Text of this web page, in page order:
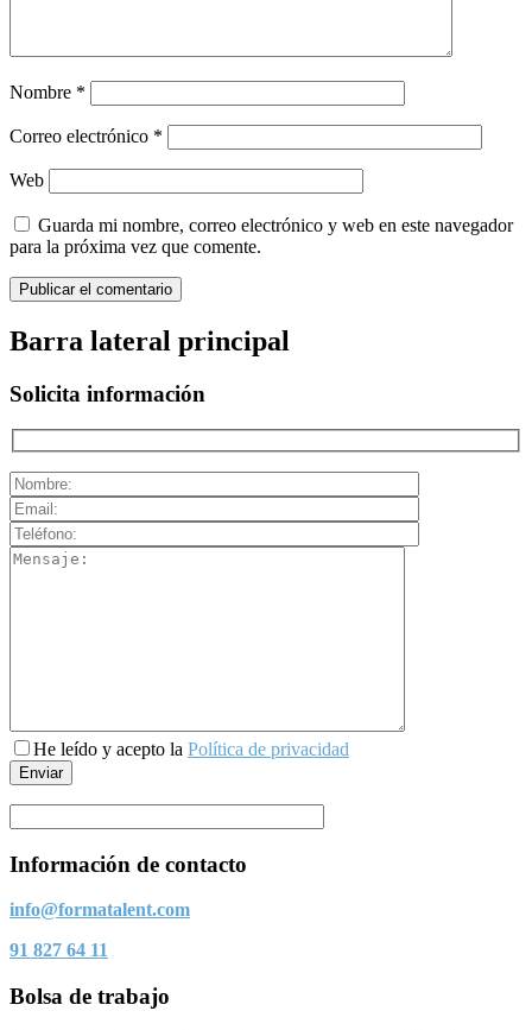
Nombre *
Correo electrónico *
Web
Guarda mi nombre, correo electrónico y web en este navegador
para la próxima vez que comente.
Barra lateral principal
Solicita información
He leído y acepto la Política de privacidad
Información de contacto
info@formatalent.com
91 827 64 11
Bolsa de trabajo